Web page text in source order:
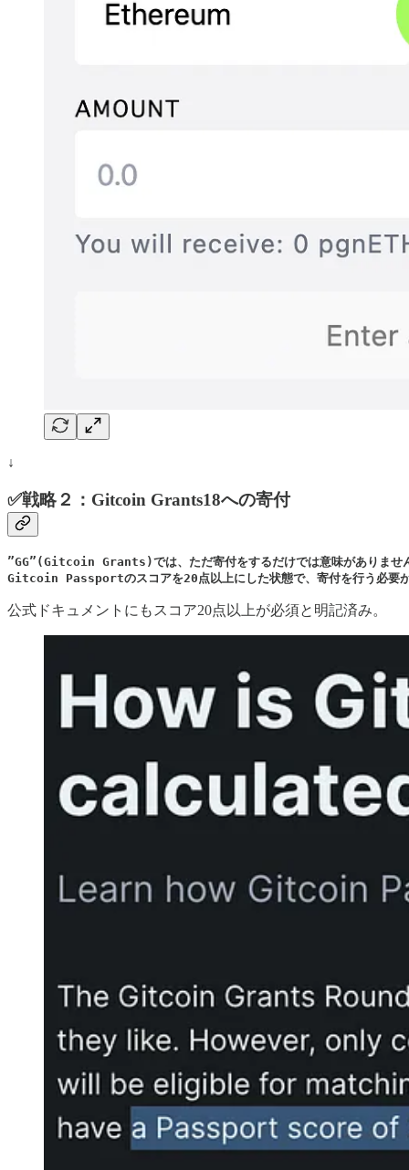
↓
✅戦略２：Gitcoin Grants18への寄付
”GG”(Gitcoin Grants)では、ただ寄付をするだけでは意味がありませ
Gitcoin Passportのスコアを20点以上にした状態で、寄付を行う必要
公式ドキュメントにもスコア20点以上が必須と明記済み。